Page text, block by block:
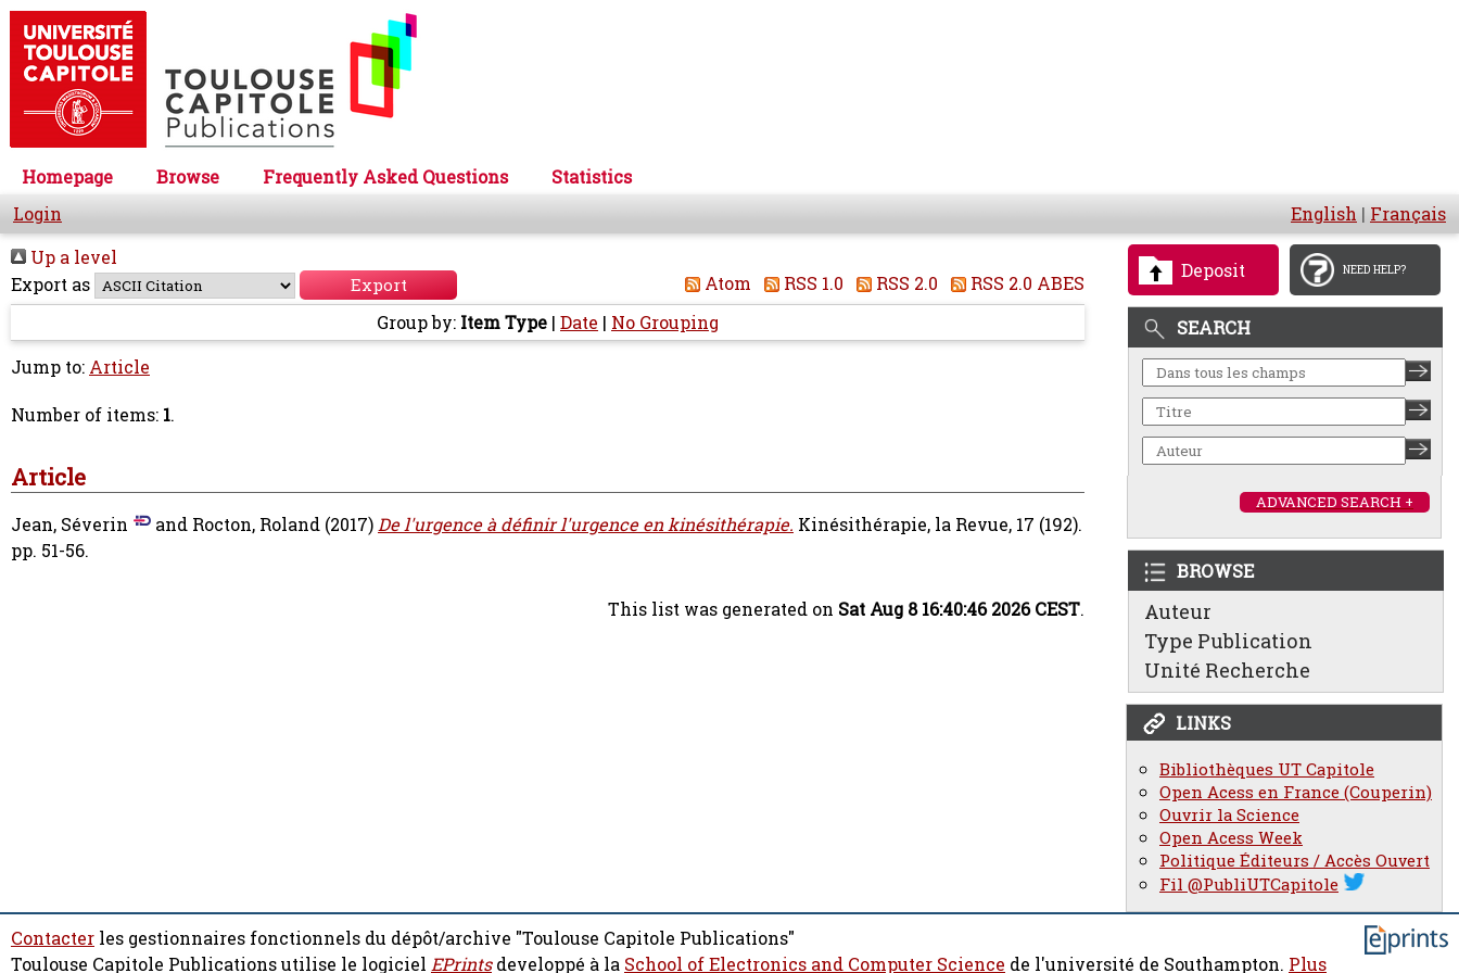
Homepage Browse Frequently Asked Questions
Statistics
Login
English | Français
Deposit NEED HELP?
SEARCH
ADVANCED SEARCH +
BROWSE
Auteur
Type Publication
Unité Recherche
LINKS
Bibliothèques UT Capitole
Open Acess en France (Couperin)
Ouvrir la Science
Open Acess Week
Politique Éditeurs / Accès Ouvert
Fil @PubliUTCapitole
Up a level
Export as
Atom RSS 1.0 RSS 2.0
RSS 2.0 ABES
Group by: Item Type | Date | No Grouping
Jump to: Article
Number of items: 1.
Article
Jean, Séverin and Rocton, Roland (2017)De l'urgence à définir l'urgence en kinésithérapie. Kinésithérapie, la Revue, 17 (192).
pp. 51-56.
This list was generated on Sat Aug 8 16:40:46 2026 CEST.
Contacter les gestionnaires fonctionnels du dépôt/archive "Toulouse Capitole Publications"
Toulouse Capitole Publications utilise le logiciel EPrintsdeveloppé à la School of Electronics and Computer Science de l'université de Southampton. Plus